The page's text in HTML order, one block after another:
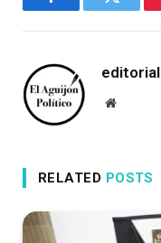
FacebookTwitter
editorial
Website
RELATED POSTS